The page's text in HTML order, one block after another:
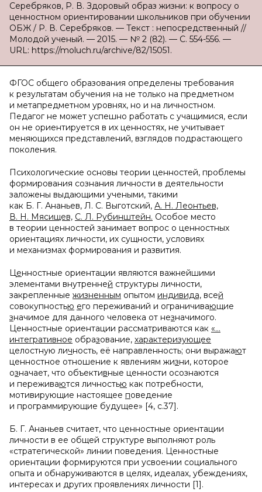
Серебряков, Р. В. Здоровый образ жизни: к вопросу о
ценностном ориентировании школьников при обучении
ОБЖ / Р. В. Серебряков. — Текст : непосредственный //
Молодой ученый. — 2015. — № 2 (82). — С. 554-556. —
URL: https://moluch.ru/archive/82/15051.
ФГОС общего образования определены требования
к результатам обучения на не только на предметном
и метапредметном уровнях, но и на личностном.
Педагог не может успешно работать с учащимися, если
он не ориентируется в их ценностях, не учитывает
меняющихся представлений, взглядов подрастающего
поколения.
Психологические основы теории ценностей, проблемы
формирования сознания личности в деятельности
заложены выдающими учеными, такими
как Б. Г. Ананьев, Л. С. Выготский, А. Н. Леонтьев,
В. Н. Мясищев, С. Л. Рубинштейн. Особое место
в теории ценностей занимает вопрос о ценностных
ориентациях личности, их сущности, условиях
и механизмах формирования и развития.
Ценностные ориентации являются важнейшими
элементами внутренней структуры личности,
закрепленные жизненным опытом индивида, всей
совокупностью его переживаний и ограничивающие
значимое для данного человека от незначимого.
Ценностные ориентации рассматриваются как «…
интегративное образование, характеризующее
целостную личность, её направленность; они выражают
ценностное отношение к явлениям жизни, которое
означает, что объективные ценности осознаются
и переживаются личностью как потребности,
мотивирующие настоящее поведение
и программирующие будущее» [4, с.37].
Б. Г. Ананьев считает, что ценностные ориентации
личности в ее общей структуре выполняют роль
«стратегической» линии поведения. Ценностные
ориентации формируются при усвоении социального
опыта и обнаруживаются в целях, идеалах, убеждениях,
интересах и других проявлениях личности [1].